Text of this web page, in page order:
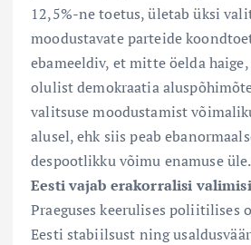
12,5%-ne toetus, ületab üksi
moodustavate parteide
ebameeldiv, et mitte öelda
olulist demokraatia
valitsuse moodustamist
alusel, ehk siis peab
despootlikku võimu enamuse üle.
Eesti vajab erakorralisi
Praeguses keerulises poliitilises
Eesti stabiilsust ning